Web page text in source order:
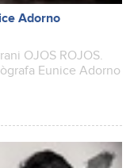
Adorno
OJOS ROJOS.
Eunice Adorno